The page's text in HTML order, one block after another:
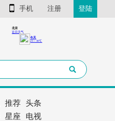
手机 注册 登陆
推荐
头条
星座
电视